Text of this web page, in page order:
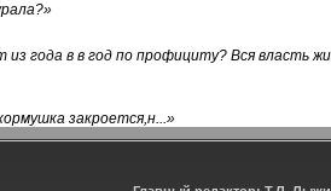
»
года в в год по профициту? Вся власть
закроется,н...»